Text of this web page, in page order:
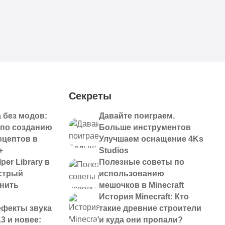
без модов:
созданию
в
Library в
звука
и новее:
Секреты
Давайте поиграем.
Больше инструментов
Улучшаем оснащение 4Ks
Studios
Полезные советы по
использованию
мешочков в Minecraft
История Minecraft: Кто
такие древние строители
и куда они пропали?